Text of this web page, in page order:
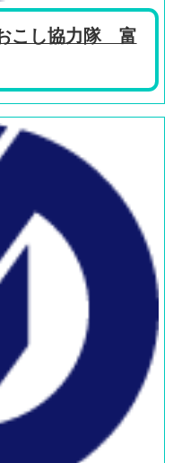
こし協力隊 富